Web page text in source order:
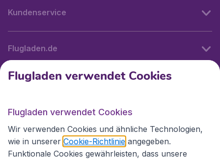
Kundenservice
Flugladen.de
Internationale Webseiten
Folgen Sie uns:
Flugladen verwendet Cookies
Flugladen verwendet Cookies
Wir verwenden Cookies und ähnliche Technologien,
wie in unserer Cookie-Richtlinie angegeben.
Funktionale Cookies gewährleisten, dass unsere